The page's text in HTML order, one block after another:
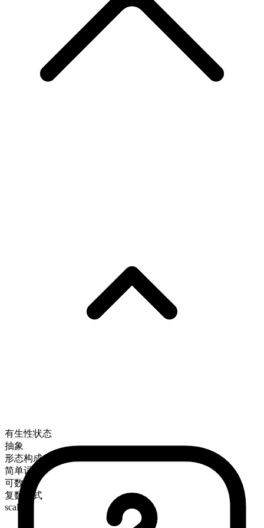
有生性状态
抽象
形态构成
简单词
可数
复数形式
scales